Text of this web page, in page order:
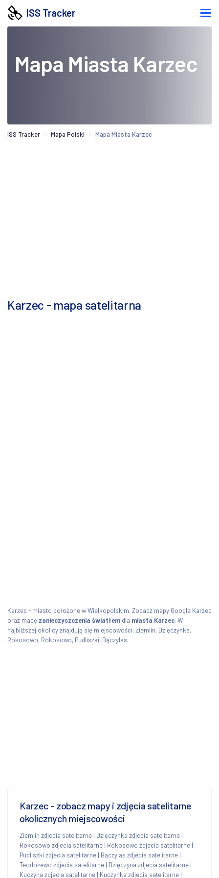
ISS Tracker
Mapa Miasta Karzec
ISS Tracker Mapa Polski Mapa Miasta Karzec
Karzec - mapa satelitarna
Karzec - miasto położone w Wielkopolskim. Zobacz mapy Google Karzec
oraz mapę zanieczyszczenia światłem dla miasta Karzec. W
najbliższej okolicy znajdują się miejscowości: Ziemlin, Dzięczynka,
Rokosowo, Rokosowo, Pudliszki, Bączylas.
Karzec - zobacz mapy i zdjęcia satelitarne
okolicznych miejscowości
Ziemlin zdjecia satelitarne | Dzięczynka zdjecia satelitarne |
Rokosowo zdjecia satelitarne | Rokosowo zdjecia satelitarne |
Pudliszki zdjecia satelitarne | Bączylas zdjecia satelitarne |
Teodozewo zdjecia satelitarne | Dzięczyna zdjecia satelitarne |
Kuczyna zdjecia satelitarne | Kuczynka zdjecia satelitarne |